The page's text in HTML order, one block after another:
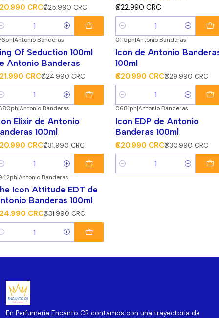
CRC₡25.990 CRC ₡22.990 CRC
Cantidad
¡Súper Descuento!
|Antonio Banderas
Of Seduction 100ml
Antonio Banderas
CRC₡24.990 CRC
-30% ¡Súper Descuento!
0115ph|Antonio Banderas
Icon de Antonio
100ml
₡20.990 CRC₡29.990 CRC
Cantidad
¡Súper Descuento!
|Antonio Banderas
Elixir de Antonio
100ml
CRC₡31.990 CRC
¡Súper Descuento!
0681ph|Antonio Banderas
Icon EDP de Antonio
Banderas 100ml
₡20.990 CRC₡30.990 CRC
Cantidad
¡Súper Descuento!
|Antonio Banderas
Icon Attitude EDT de
Banderas 100ml
CRC₡31.990 CRC
En Perfumería Encanto CR contamos con una trayectoria de